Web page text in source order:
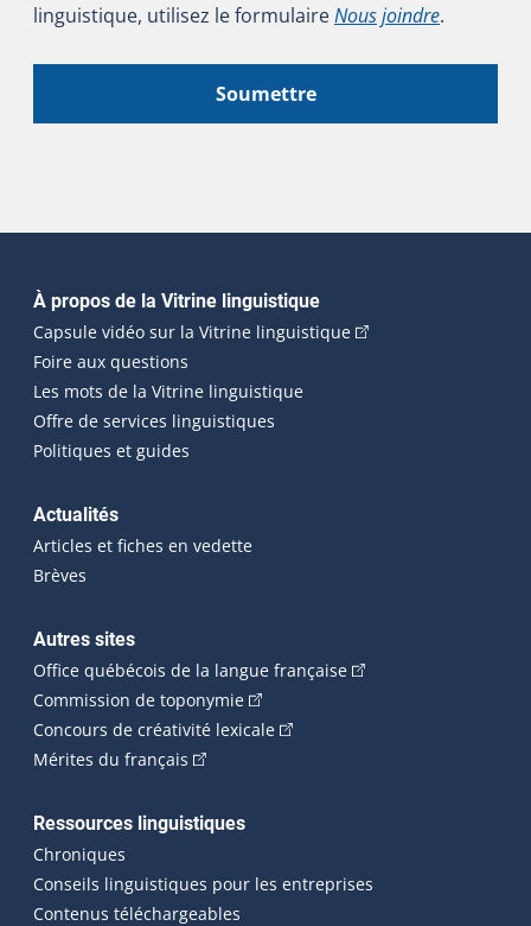
linguistique, utilisez le formulaireNous joindre.
Soumettre
Navigation principale
À propos de la Vitrine linguistique
Capsule vidéo sur la Vitrine linguistique(Cet hyperlien
Foire aux questions
Les mots de la Vitrine linguistique
Offre de services linguistiques
Politiques et guides
Actualités
Articles et fiches en vedette
Brèves
Autres sites
Office québécois de la langue française(Cet hyperlien
Commission de toponymie(Cet hyperlien externe s'ouvrira
Concours de créativité lexicale(Cet hyperlien externe
Mérites du français (Cet hyperlien externe s'ouvrira dans une
Ressources linguistiques
Chroniques
Conseils linguistiques pour les entreprises
Contenus téléchargeables